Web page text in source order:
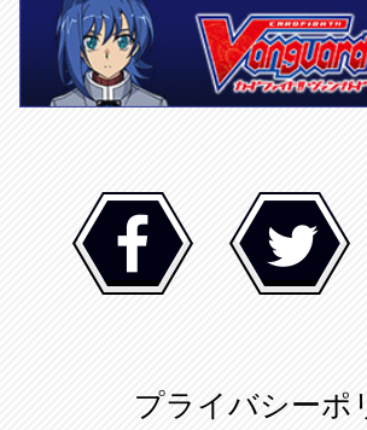
プライバシーポ